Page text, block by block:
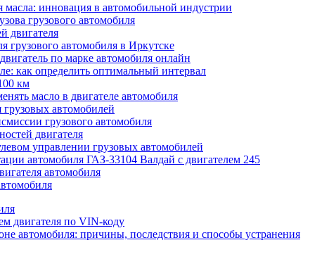
масла: инновация в автомобильной индустрии
грузового автомобиля
двигателя
грузового автомобиля в Иркутске
по марке автомобиля онлайн
как определить оптимальный интервал
км
масло в двигателе автомобиля
автомобилей
грузового автомобиля
двигателя
управлении грузовых автомобилей
автомобиля ГАЗ-33104 Валдай с двигателем 245
автомобиля
двигателя по VIN-коду
автомобиля: причины, последствия и способы устранения